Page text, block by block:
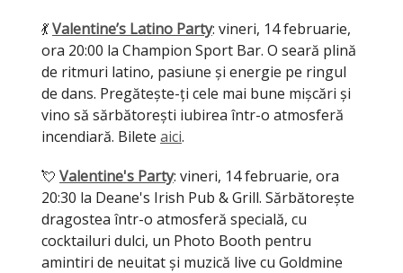
💃Valentine’s Latino Party: vineri, 14 februarie,
ora 20:00 la Champion Sport Bar. O seară plină
de ritmuri latino, pasiune și energie pe ringul
de dans. Pregătește-ți cele mai bune mișcări și
vino să sărbătorești iubirea într-o atmosferă
incendiară. Bilete aici.
💘 Valentine's Party: vineri, 14 februarie, ora
20:30 la Deane's Irish Pub & Grill. Sărbătorește
dragostea într-o atmosferă specială, cu
cocktailuri dulci, un Photo Booth pentru
amintiri de neuitat și muzică live cu Goldmine